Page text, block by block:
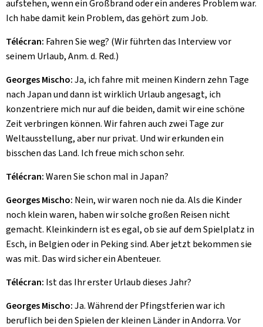
aufstehen, wenn ein Großbrand oder ein anderes Problem war.
Ich habe damit kein Problem, das gehört zum Job.
Télécran: Fahren Sie weg? (Wir führten das Interview vor
seinem Urlaub, Anm. d. Red.)
Georges Mischo:Ja, ich fahre mit meinen Kindern zehn Tage
nach Japan und dann ist wirklich Urlaub angesagt, ich
konzentriere mich nur auf die beiden, damit wir eine schöne
Zeit verbringen können. Wir fahren auch zwei Tage zur
Weltausstellung, aber nur privat. Und wir erkunden ein
bisschen das Land. Ich freue mich schon sehr.
Télécran:Waren Sie schon mal in Japan?
Georges Mischo: Nein, wir waren noch nie da. Als die Kinder
noch klein waren, haben wir solche großen Reisen nicht
gemacht. Kleinkindern ist es egal, ob sie auf dem Spielplatz in
Esch, in Belgien oder in Peking sind. Aber jetzt bekommen sie
was mit. Das wird sicher ein Abenteuer.
Télécran: Ist das Ihr erster Urlaub dieses Jahr?
Georges Mischo:Ja. Während der Pfingstferien war ich
beruflich bei den Spielen der kleinen Länder in Andorra. Vor